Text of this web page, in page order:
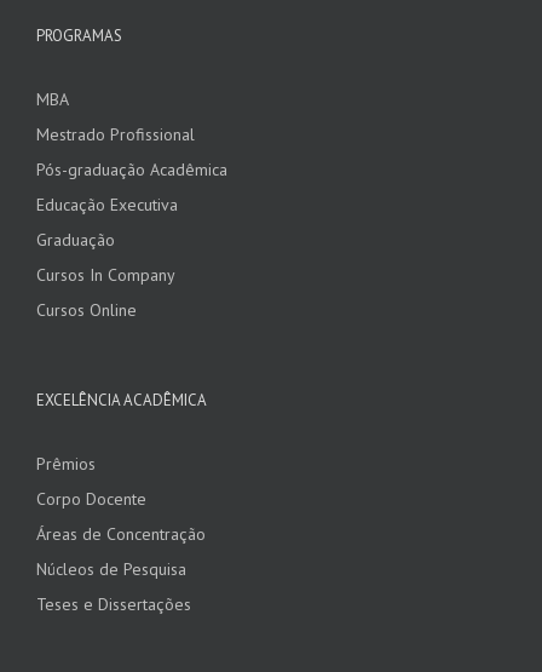
PROGRAMAS
MBA
Mestrado Profissional
Pós-graduação Acadêmica
Educação Executiva
Graduação
Cursos In Company
Cursos Online
EXCELÊNCIA ACADÊMICA
Prêmios
Corpo Docente
Áreas de Concentração
Núcleos de Pesquisa
Teses e Dissertações